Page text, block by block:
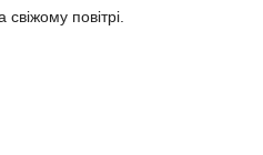
повітрі.